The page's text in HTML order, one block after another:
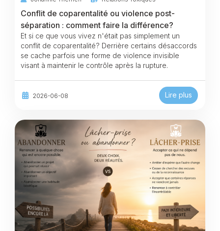
Conflit de coparentalité ou violence post-
séparation : comment faire la différence?
Et si ce que vous vivez n'était pas simplement un
conflit de coparentalité? Derrière certains désaccords
se cache parfois une forme de violence invisible
visant à maintenir le contrôle après la rupture.
2026-06-08 Lire plus